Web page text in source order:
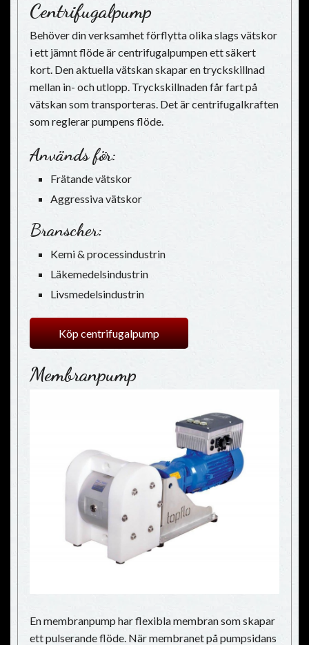
Centrifugalpump
Behöver din verksamhet förflytta olika slags vätskor
i ett jämnt flöde är centrifugalpumpen ett säkert
kort. Den aktuella vätskan skapar en tryckskillnad
mellan in- och utlopp. Tryckskillnaden får fart på
vätskan som transporteras. Det är centrifugalkraften
som reglerar pumpens flöde.
Används för:
Frätande vätskor
Aggressiva vätskor
Branscher:
Kemi & processindustrin
Läkemedelsindustrin
Livsmedelsindustrin
Köp centrifugalpump
Membranpump
En membranpump har flexibla membran som skapar
ett pulserande flöde. När membranet på pumpsidans